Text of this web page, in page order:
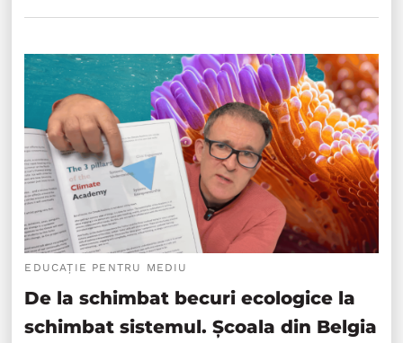
EDUCAȚIE PENTRU MEDIU
De la schimbat becuri ecologice la
schimbat sistemul. Școala din Belgia